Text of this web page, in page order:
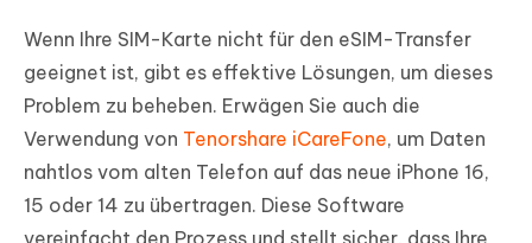
Wenn Ihre SIM-Karte nicht für den eSIM-Transfer
geeignet ist, gibt es effektive Lösungen, um dieses
Problem zu beheben. Erwägen Sie auch die
Verwendung von Tenorshare iCareFone, um Daten
nahtlos vom alten Telefon auf das neue iPhone 16,
15 oder 14 zu übertragen. Diese Software
vereinfacht den Prozess und stellt sicher, dass Ihre